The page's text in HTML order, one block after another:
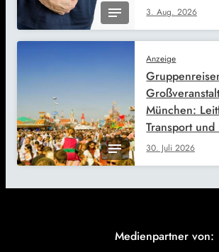
3. Aug. 2026
Anzeige
30. Juli 2026
München:
Transport und
Medienpartner von: